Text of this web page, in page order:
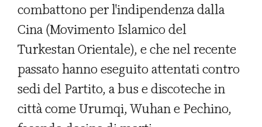
combattono per l'indipendenza dalla
Cina (Movimento Islamico del
Turkestan Orientale), e che nel recente
passato hanno eseguito attentati contro
sedi del Partito, a bus e discoteche in
città come Urumqi, Wuhan e Pechino,